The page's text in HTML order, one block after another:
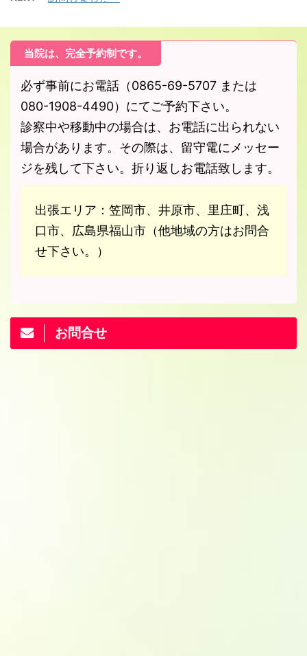
当院は、完全予約制です。
必ず事前にお電話（0865-69-5707 または
080-1908-4490）にてご予約下さい。
診察中や移動中の場合は、お電話に出られない
場合があります。その際は、留守電にメッセー
ジを残して下さい。折り返しお電話致します。
出張エリア：笠岡市、井原市、里庄町、浅
口市、広島県福山市（他地域の方はお問合
せ下さい。）
お問合せ